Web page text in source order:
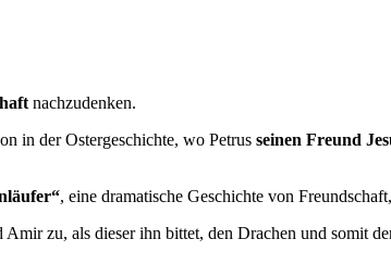
nachzudenken.
in der Ostergeschichte, wo Petrus seinen Freund
, eine dramatische Geschichte von
zu, als dieser ihn bittet, den Drachen und somit